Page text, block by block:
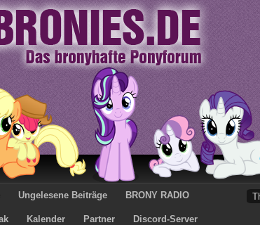
Ungelesene Beiträge BRONY RADIO
Kalender Partner Discord-Server